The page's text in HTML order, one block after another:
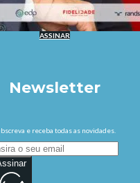
ASSINAR
Newsletter
e receba todas as novidades.